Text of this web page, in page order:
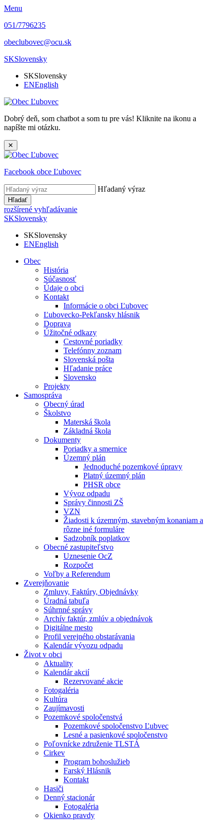
Menu
051/7796235
obeclubovec@ocu.sk
SKSlovensky
SKSlovensky
ENEnglish
Dobrý deň, som chatbot a som tu pre vás! Kliknite na ikonu a
napíšte mi otázku.
✕
Facebook obce Ľubovec
Hľadaný výraz
Hľadať
rozšírené vyhľadávanie
SKSlovensky
SKSlovensky
ENEnglish
Obec
História
Súčasnosť
Údaje o obci
Kontakt
Informácie o obci Ľubovec
Ľubovecko-Pekľansky hlásnik
Doprava
Úžitočné odkazy
Cestovné poriadky
Telefónny zoznam
Slovenská pošta
Hľadanie práce
Slovensko
Projekty
Samospráva
Obecný úrad
Školstvo
Materská škola
Základná škola
Dokumenty
Poriadky a smernice
Územný plán
Jednoduché pozemkové úpravy
Platný územný plán
PHSR obce
Vývoz odpadu
Správy činnosti ZŠ
VZN
Žiadosti k územným, stavebným konaniam a
rôzne iné formuláre
Sadzobník poplatkov
Obecné zastupiteľstvo
Uznesenie OcZ
Rozpočet
Voľby a Referendum
Zverejňovanie
Zmluvy, Faktúry, Objednávky
Úradná tabuľa
Súhrnné správy
Archív faktúr, zmlúv a objednávok
Digitálne mesto
Profil verejného obstarávania
Kalendár vývozu odpadu
Život v obci
Aktuality
Kalendár akcií
Rezervované akcie
Fotogaléria
Kultúra
Zaujímavosti
Pozemkové spoločenstvá
Pozemkové spoločenstvo Ľubvec
Lesné a pasienkové spoločenstvo
Poľovnícke združenie TLSTÁ
Cirkev
Program bohoslužieb
Farský Hlásnik
Kontakt
Hasiči
Denný stacionár
Fotogaléria
Okienko pravdy